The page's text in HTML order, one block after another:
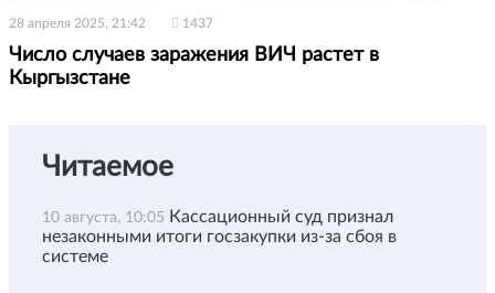
28 апреля 2025, 21:42 1437
Число случаев заражения ВИЧ растет в
Кыргызстане
Читаемое
10 августа, 10:05 Кассационный суд признал
незаконными итоги госзакупки из-за сбоя в
системе